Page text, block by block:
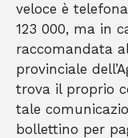
veloce è
123 000, ma in
raccomandata
provinciale
trova il proprio
tale
bollettino per